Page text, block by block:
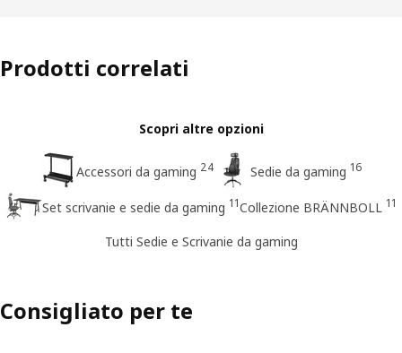
Prodotti correlati
Scopri altre opzioni
Accessori da gaming 24 Sedie da gaming 16
Set scrivanie e sedie da gaming 11Collezione BRÄNNBOLL 11
Tutti Sedie e Scrivanie da gaming
Consigliato per te